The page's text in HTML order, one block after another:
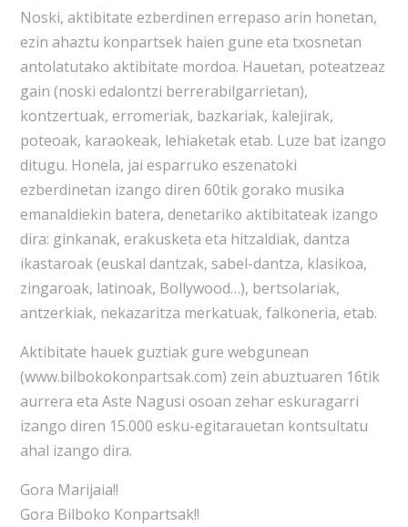
Noski, aktibitate ezberdinen errepaso arin honetan,
ezin ahaztu konpartsek haien gune eta txosnetan
antolatutako aktibitate mordoa. Hauetan, poteatzeaz
gain (noski edalontzi berrerabilgarrietan),
kontzertuak, erromeriak, bazkariak, kalejirak,
poteoak, karaokeak, lehiaketak etab. Luze bat izango
ditugu. Honela, jai esparruko eszenatoki
ezberdinetan izango diren 60tik gorako musika
emanaldiekin batera, denetariko aktibitateak izango
dira: ginkanak, erakusketa eta hitzaldiak, dantza
ikastaroak (euskal dantzak, sabel-dantza, klasikoa,
zingaroak, latinoak, Bollywood…), bertsolariak,
antzerkiak, nekazaritza merkatuak, falkoneria, etab.
Aktibitate hauek guztiak gure webgunean
(www.bilbokokonpartsak.com) zein abuztuaren 16tik
aurrera eta Aste Nagusi osoan zehar eskuragarri
izango diren 15.000 esku-egitarauetan kontsultatu
ahal izango dira.
Gora Marijaia!!
Gora Bilboko Konpartsak!!